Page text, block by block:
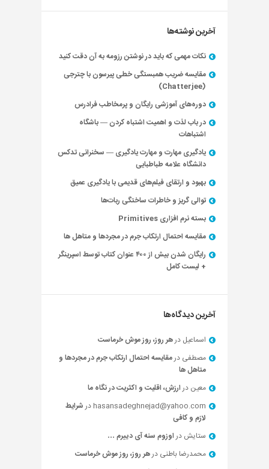
آخرین نوشته‌ها
نکات مهمی که باید در نوشتن رزومه به آن دقت کنید
مقایسه ضریب همبستگی خطی پیرسون با چترجی
(Chatterjee)
دوره‌های آموزشی رایگان و پرمخاطب فرادرس
در باب لذت و اهمیت اشتباه کردن — باشگاه
اشتباهات
یادگیری مهارت و مهارت یادگیری — سخنرانی تدکس
دانشگاه علامه طباطبایی
بهبود و ارتقای فیلم‌های قدیمی با یادگیری عمیق
توالی گریز و خاطرات ساختگی ربات‌ها
بسته نرم افزاری Primitives
مقایسه احتمال ارتکاب جرم در مجردها و متاهل ها
رایگان شدن بیش از ۴۰۰ عنوان کتاب توسط اسپرینگر
+ لیست کامل
آخرین دیدگاه‌ها
اسماعیل درهر روز، روز موش خرماست
مصطفی درمقایسه احتمال ارتکاب جرم در مجردها و
متاهل ها
معین درارزش، اقلیت و اکثریت در نگاه ما
hasansadeghnejad@yahoo.com درشرایط
لازم و کافی
ستایش دراوزوم سنه آی دییرم …
محمدرضا باطنی درهر روز، روز موش خرماست